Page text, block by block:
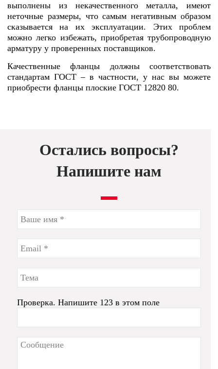
выполнены из некачественного металла, имеют
неточные размеры, что самым негативным образом
сказывается на их эксплуатации. Этих проблем
можно легко избежать, приобретая трубопроводную
арматуру у проверенных поставщиков.
Качественные фланцы должны соответствовать
стандартам ГОСТ – в частности, у нас вы можете
приобрести фланцы плоские ГОСТ 12820 80.
Остались вопросы?
Напишите нам
Проверка. Напишите 123 в этом поле